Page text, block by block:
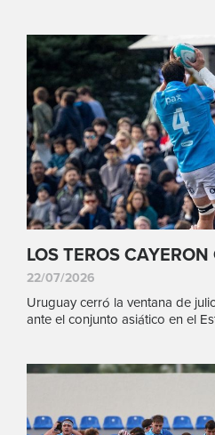
LOS TEROS
22/07/2026
Uruguay cerró la ventana de
ante el conjunto asiático en el